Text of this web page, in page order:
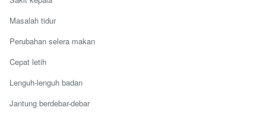
Masalah tidur
Perubahan selera makan
Cepat letih
Lenguh-lenguh badan
Jantung berdebar-debar